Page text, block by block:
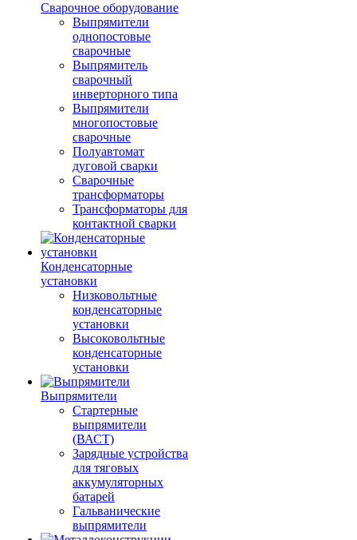
Сварочное оборудование
Выпрямители
однопостовые
сварочные
Выпрямитель
сварочный
инверторного типа
Выпрямители
многопостовые
сварочные
Полуавтомат
дуговой сварки
Сварочные
трансформаторы
Трансформаторы для
контактной сварки
Конденсаторные
установки
Низковольтные
конденсаторные
установки
Высоковольтные
конденсаторные
установки
Выпрямители
Стартерные
выпрямители
(ВАСТ)
Зарядные устройства
для тяговых
аккумуляторных
батарей
Гальванические
выпрямители